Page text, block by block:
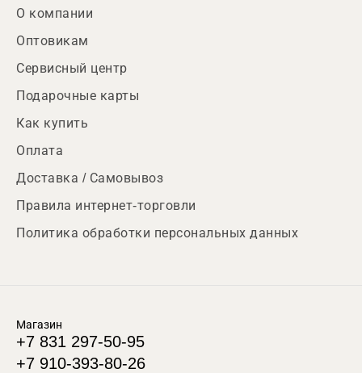
О компании
Оптовикам
Сервисный центр
Подарочные карты
Как купить
Оплата
Доставка / Самовывоз
Правила интернет-торговли
Политика обработки персональных данных
Магазин
+7 831 297-50-95
+7 910-393-80-26